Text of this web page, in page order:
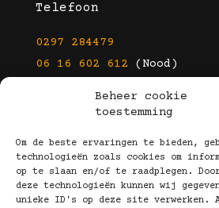
Beheer cookie
toestemming
Om de beste ervaringen te bieden,
technologieën zoals cookies om
op te slaan en/of te raadplegen.
deze technologieën kunnen wij
unieke ID's op deze site verwerken.
Telefoon
0297 284479
06 16 602 612 (Nood)
info@kootbrillen.nl
Volg Ons!